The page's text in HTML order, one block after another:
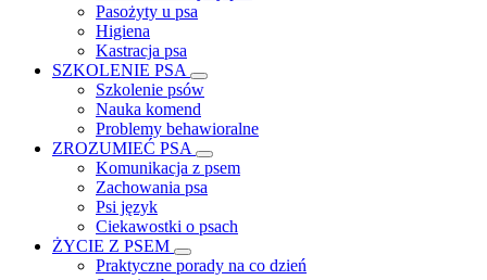
Pasożyty u psa
Higiena
Kastracja psa
SZKOLENIE PSA
Szkolenie psów
Nauka komend
Problemy behawioralne
ZROZUMIEĆ PSA
Komunikacja z psem
Zachowania psa
Psi język
Ciekawostki o psach
ŻYCIE Z PSEM
Praktyczne porady na co dzień